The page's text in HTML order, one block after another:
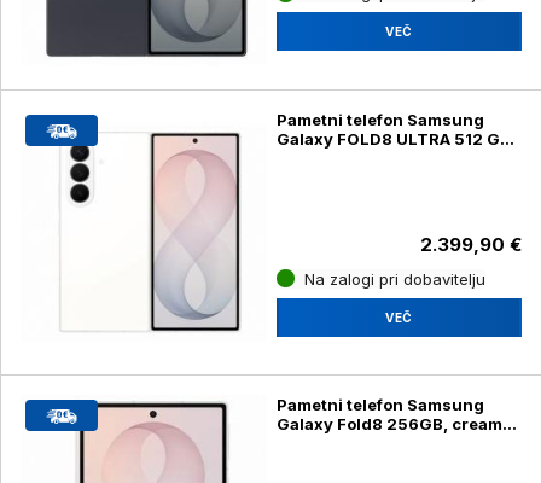
VEČ
Pametni telefon Samsung
Galaxy FOLD8 ULTRA 512 GB,
2.399,90 €
Na zalogi pri dobavitelju
VEČ
Pametni telefon Samsung
Galaxy Fold8 256GB, cream